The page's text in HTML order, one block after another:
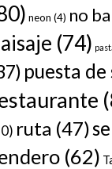
neon (4) no
(74)
puesta de
ruta (47)
(62)